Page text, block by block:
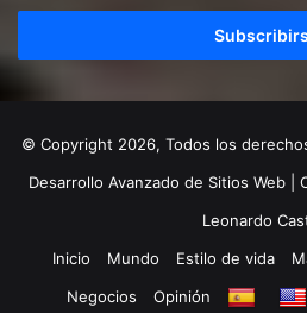
correo
© Copyright 2026, Todos los
Desarrollo Avanzado de Sitios Web |
Leonardo
Inicio
Mundo Estilo de vida
Negocios
Opinión